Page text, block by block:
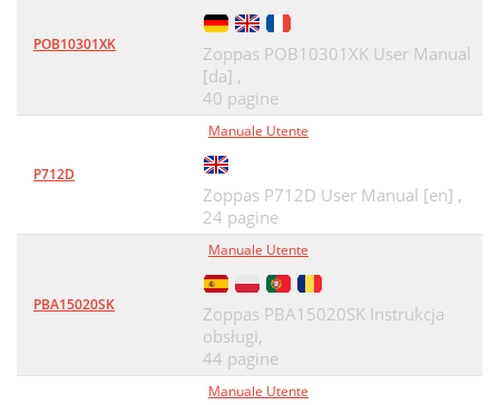
POB10301XK
Zoppas POB10301XK User Manual
[da] ,
40 pagine
P712D
Manuale Utente
Zoppas P712D User Manual [en] ,
24 pagine
PBA15020SK
Manuale Utente
Zoppas PBA15020SK Instrukcja
obsługi,
44 pagine
Manuale Utente